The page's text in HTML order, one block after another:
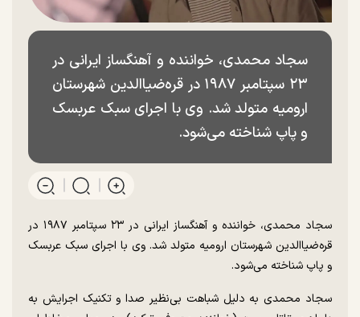
سجاد محمدی، خواننده و آهنگساز ایرانی در
۲۳ سپتامبر ۱۹۸۷ در قره‌ضیاالدین شهرستان
ارومیه متولد شد. وی با اجرای سبک عربسک
و پاپ شناخته می‌شود.
سجاد محمدی، خواننده و آهنگساز ایرانی در ۲۳ سپتامبر ۱۹۸۷ در
قره‌ضیاالدین شهرستان ارومیه متولد شد. وی با اجرای سبک عربسک
و پاپ شناخته می‌شود.
سجاد محمدی به دلیل شباهت بی‌نظیر صدا و تکنیک اجرایش به